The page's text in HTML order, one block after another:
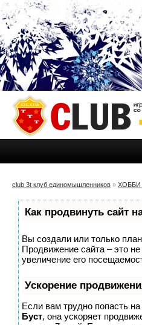
club 3t клуб единомышленников » ХОББИ
Как продвинуть сайт
Вы создали или только
Продвижение сайта – это
увеличение его
Ускорение
Если вам трудно попасть
Буст, она ускоряет